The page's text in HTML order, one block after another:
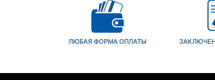
ЛЮБАЯ ФОРМА ОПЛАТЫ